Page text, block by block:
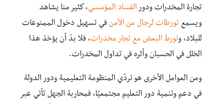
تجارة المخدرات ودور الفساد المؤسسي، كثير منا يشاهد
ويسمع تورطات لرجال من الأمن في تسهيل دخول الممنوعات
للبلاد، وتورط البعض مع تجار مخدرات، فلا بدّ أن يؤخذ هذا
الخلل في الحسبان وأثره في تداول المخدرات.
ومن العوامل الأخرى هو تردّي المنظومة التعليمية ودور الدولة
في دعم وتنمية دور التعليم مجتمعيًا، فمحاربة الجهل تأتي عبر